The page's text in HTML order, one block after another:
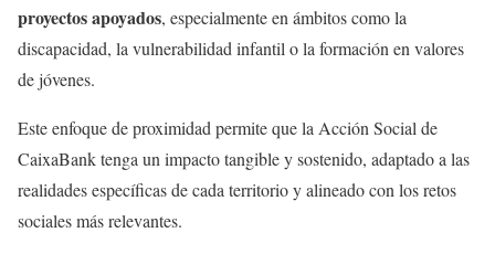
proyectos apoyados, especialmente en ámbitos como la
discapacidad, la vulnerabilidad infantil o la formación en valores
de jóvenes.
Este enfoque de proximidad permite que la Acción Social de
CaixaBank tenga un impacto tangible y sostenido, adaptado a las
realidades específicas de cada territorio y alineado con los retos
sociales más relevantes.